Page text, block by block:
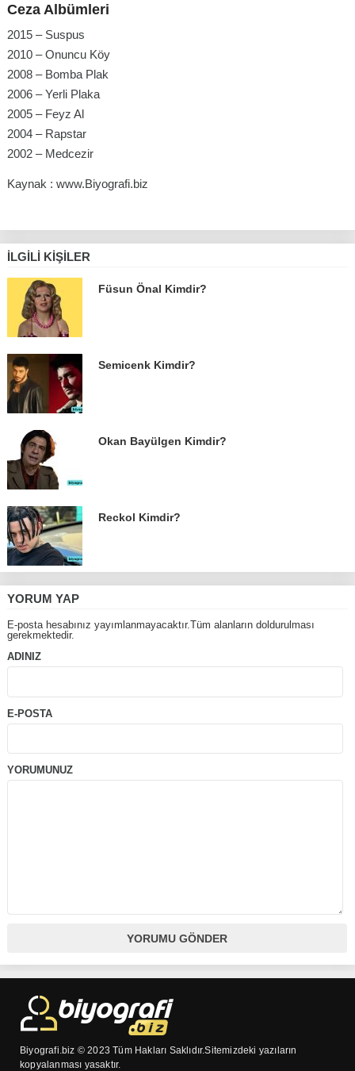
Ceza Albümleri
2015 – Suspus
2010 – Onuncu Köy
2008 – Bomba Plak
2006 – Yerli Plaka
2005 – Feyz Al
2004 – Rapstar
2002 – Medcezir
Kaynak : www.Biyografi.biz
İLGILI KIŞILER
Füsun Önal Kimdir?
Semicenk Kimdir?
Okan Bayülgen Kimdir?
Reckol Kimdir?
YORUM YAP
E-posta hesabınız yayımlanmayacaktır.Tüm alanların doldurulması
gerekmektedir.
ADINIZ
E-POSTA
YORUMUNUZ
Biyografi.biz © 2023 Tüm Hakları Saklıdır.Sitemizdeki yazıların
kopyalanması yasaktır.